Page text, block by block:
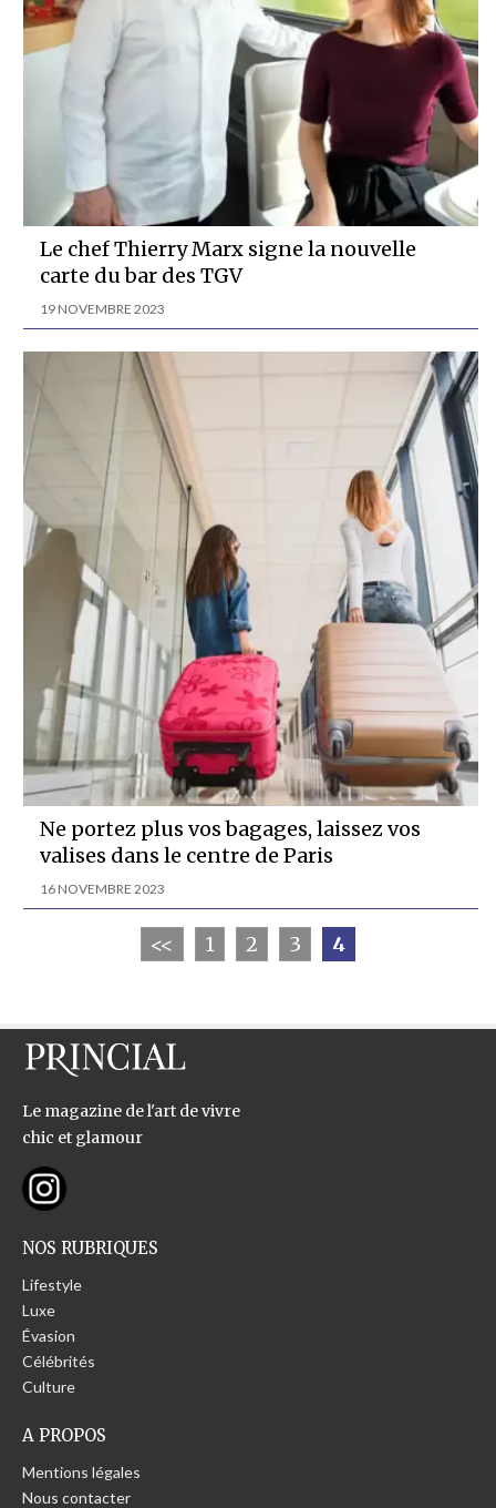
Le chef Thierry Marx signe la nouvelle
carte du bar des TGV
19 NOVEMBRE 2023
Ne portez plus vos bagages, laissez vos
valises dans le centre de Paris
16 NOVEMBRE 2023
<< 1 2 3 4
Le magazine de l'art de vivre
chic et glamour
NOS RUBRIQUES
Lifestyle
Luxe
Évasion
Célébrités
Culture
A PROPOS
Mentions légales
Nous contacter